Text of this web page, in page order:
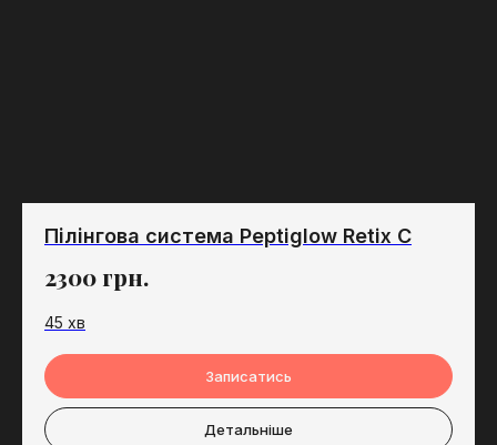
Пілінгова система Peptiglow Retix C
2300 грн.
45 хв
Записатись
Детальніше